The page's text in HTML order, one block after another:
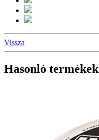
Vissza
Hasonló termékek